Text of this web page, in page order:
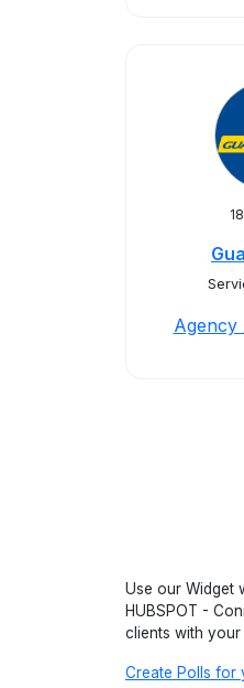
Agency
Use our Widget
HUBSPOT -
clients with your
Create Polls for